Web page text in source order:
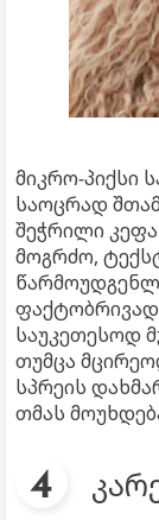
მიკრო-პიქსი
საოცრად
შეჭრილი
მოგრძო,
საუკეთესოდ
თუმცა
სპრეის
თმას